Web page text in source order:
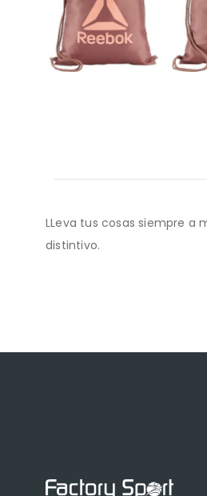
LLeva tus cosas siempre a
distintivo.